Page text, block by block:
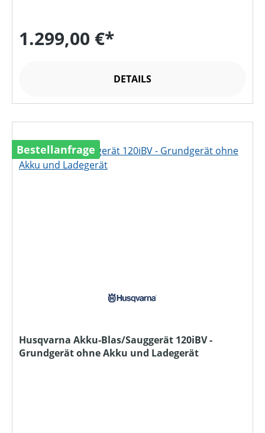
1.299,00 €*
DETAILS
Bestellanfrage
Husqvarna Akku-Blas/Sauggerät 120iBV -
Grundgerät ohne Akku und Ladegerät